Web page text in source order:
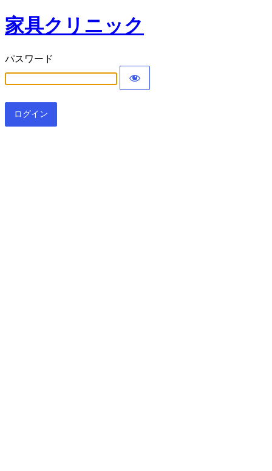
家具クリニック
パスワード